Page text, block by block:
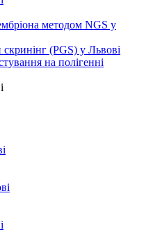
методом NGS у
(PGS) у Львові
на полігенні